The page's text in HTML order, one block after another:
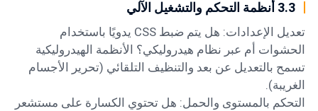
3.3 أنظمة التحكم والتشغيل الآلي
تعديل الإعدادات: هل يتم ضبط CSS يدويًا باستخدام
الحشوات أم عبر نظام هيدروليكي؟ الأنظمة الهيدروليكية
تسمح بالتعديل عن بعد والتنظيف التلقائي (تحرير الأجسام
الغريبة).
التحكم بالمستوى والحمل: هل تحتوي الكسارة على مستشعر